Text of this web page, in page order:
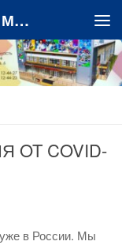
Спортивная школа «РУССКИЙ МЕДВЕДЬ»
COVID-
в России. Мы